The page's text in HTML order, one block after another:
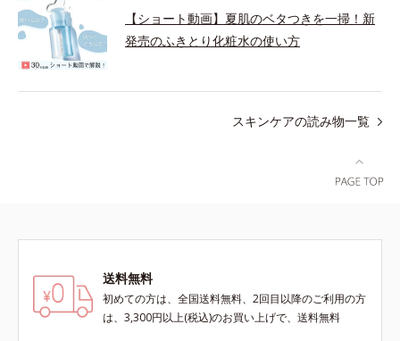
【ショート動画】夏肌のベタつきを一掃！新
発売のふきとり化粧水の使い方
スキンケアの読み物一覧
送料無料
初めての方は、全国送料無料、2回目以降のご利用の方
は、3,300円以上(税込)のお買い上げで、送料無料